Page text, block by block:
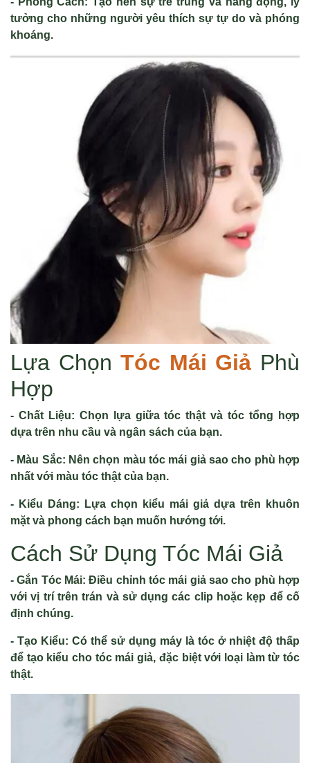
tưởng cho những người yêu thích sự tự do và phóng
khoáng.
Lựa Chọn Tóc Mái Giả Phù
Hợp
- Chất Liệu: Chọn lựa giữa tóc thật và tóc tổng hợp
dựa trên nhu cầu và ngân sách của bạn.
- Màu Sắc: Nên chọn màu tóc mái giả sao cho phù hợp
nhất với màu tóc thật của bạn.
- Kiểu Dáng: Lựa chọn kiểu mái giả dựa trên khuôn
mặt và phong cách bạn muốn hướng tới.
Cách Sử Dụng Tóc Mái Giả
- Gắn Tóc Mái: Điều chỉnh tóc mái giả sao cho phù hợp
với vị trí trên trán và sử dụng các clip hoặc kẹp để cố
định chúng.
- Tạo Kiểu: Có thể sử dụng máy là tóc ở nhiệt độ thấp
để tạo kiểu cho tóc mái giả, đặc biệt với loại làm từ tóc
thật.